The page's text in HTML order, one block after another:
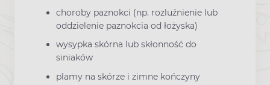
choroby paznokci (np. rozluźnienie lub
oddzielenie paznokcia od łożyska)
wysypka skórna lub skłonność do
siniaków
plamy na skórze i zimne kończyny